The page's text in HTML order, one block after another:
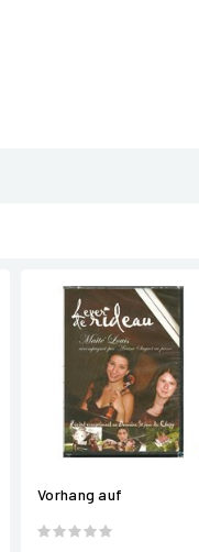
Vorhang auf